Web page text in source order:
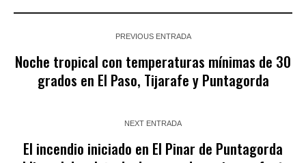
PREVIOUS ENTRADA
Noche tropical con temperaturas mínimas de 30
grados en El Paso, Tijarafe y Puntagorda
NEXT ENTRADA
El incendio iniciado en El Pinar de Puntagorda